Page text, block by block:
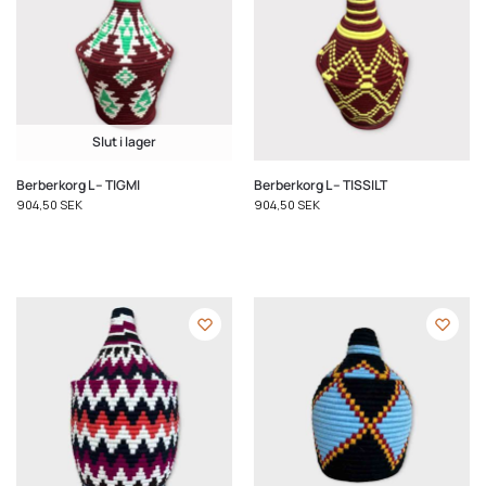
Slut i lager
Berberkorg L – TIGMI
904,50 SEK
Berberkorg L – TISSILT
904,50 SEK